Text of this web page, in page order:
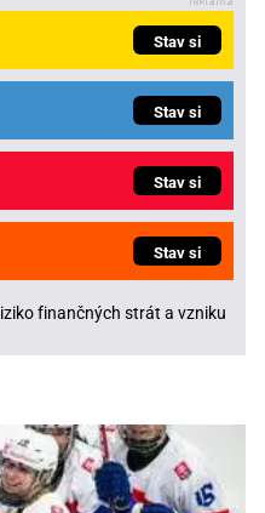
Stav si
Stav si
Stav si
Stav si
finančných strát a vzniku